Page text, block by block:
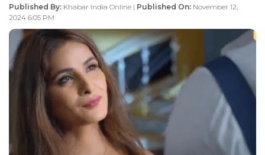
Published By: Khabar India Online | Published On: November 12,
2024 6:05 PM